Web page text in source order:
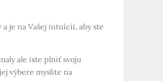
je na Vašej intuícii, aby ste
ale iste plniť svoju
výbere myslite na